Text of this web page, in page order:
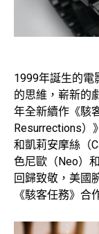
1999年誕生的電
的思維，嶄新的
年全新續作《駭
Resurrections）
和凱莉安摩絲（
色尼歐（Neo）
回歸致敬，美國
《駭客任務》合